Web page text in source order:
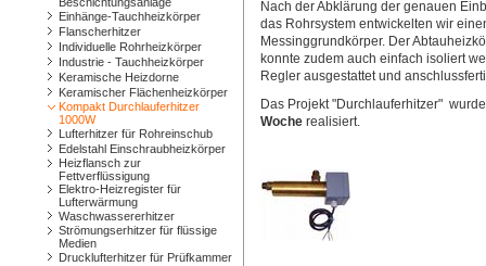
Einhänge-Tauchheizkörper
Flanscherhitzer
Individuelle Rohrheizkörper
Industrie - Tauchheizkörper
Keramische Heizdorne
Keramischer Flächenheizkörper
Kompakt Durchlauferhitzer
1000W
Lufterhitzer für Rohreinschub
Edelstahl Einschraubheizkörper
Heizflansch zur
Fettverflüssigung
Elektro-Heizregister für
Lufterwärmung
Waschwassererhitzer
Strömungserhitzer für flüssige
Medien
Drucklufterhitzer für Prüfkammer
Nach der Abklärung der genauen
das Rohrsystem entwickelten wir
Messinggrundkörper. Der
konnte zudem auch einfach isoliert
Regler ausgestattet und
Das Projekt "Durchlauferhitzer"
Woche realisiert.